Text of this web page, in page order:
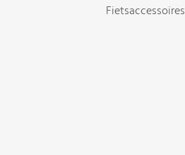
Fietsaccessoires